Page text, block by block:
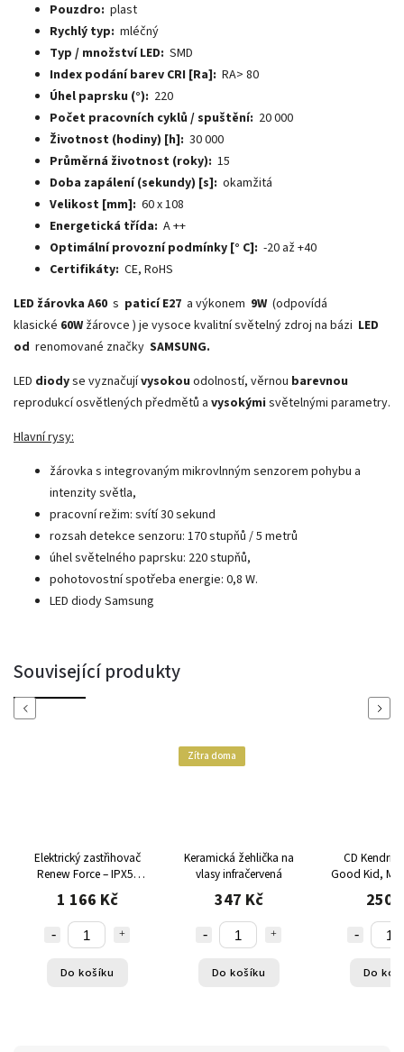
Pouzdro: plast
Rychlý typ: mléčný
Typ / množství LED: SMD
Index podání barev CRI [Ra]: RA> 80
Úhel paprsku (°): 220
Počet pracovních cyklů / spuštění: 20 000
Životnost (hodiny) [h]: 30 000
Průměrná životnost (roky): 15
Doba zapálení (sekundy) [s]: okamžitá
Velikost [mm]: 60 x 108
Energetická třída: A ++
Optimální provozní podmínky [° C]: -20 až +40
Certifikáty: CE, RoHS
LED žárovka A60 s paticí E27 a výkonem 9W (odpovídá
klasické 60Wžárovce ) je vysoce kvalitní světelný zdroj na bázi LED
od renomované značky SAMSUNG.
LED diodyse vyznačujívysokou odolností, věrnou barevnou
reprodukcí osvětlených předmětů a vysokými světelnými parametry.
Hlavní rysy:
žárovka s integrovaným mikrovlnným senzorem pohybu a
intenzity světla,
pracovní režim: svítí 30 sekund
rozsah detekce senzoru: 170 stupňů / 5 metrů
úhel světelného paprsku: 220 stupňů,
pohotovostní spotřeba energie: 0,8 W.
LED diody Samsung
Související produkty
Previous
Elektrický zastřihovač
Renew Force – IPX5,
LCD displej, vestavěná
svítilna, 4 nástavce, USB
nabíjení
1 166 Kč
Do košíku
Zítra doma
Keramická žehlička na
vlasy infračervená
347 Kč
Do košíku
CD Kendrick Lamar
Good Kid,
CD /
250
Do
Next